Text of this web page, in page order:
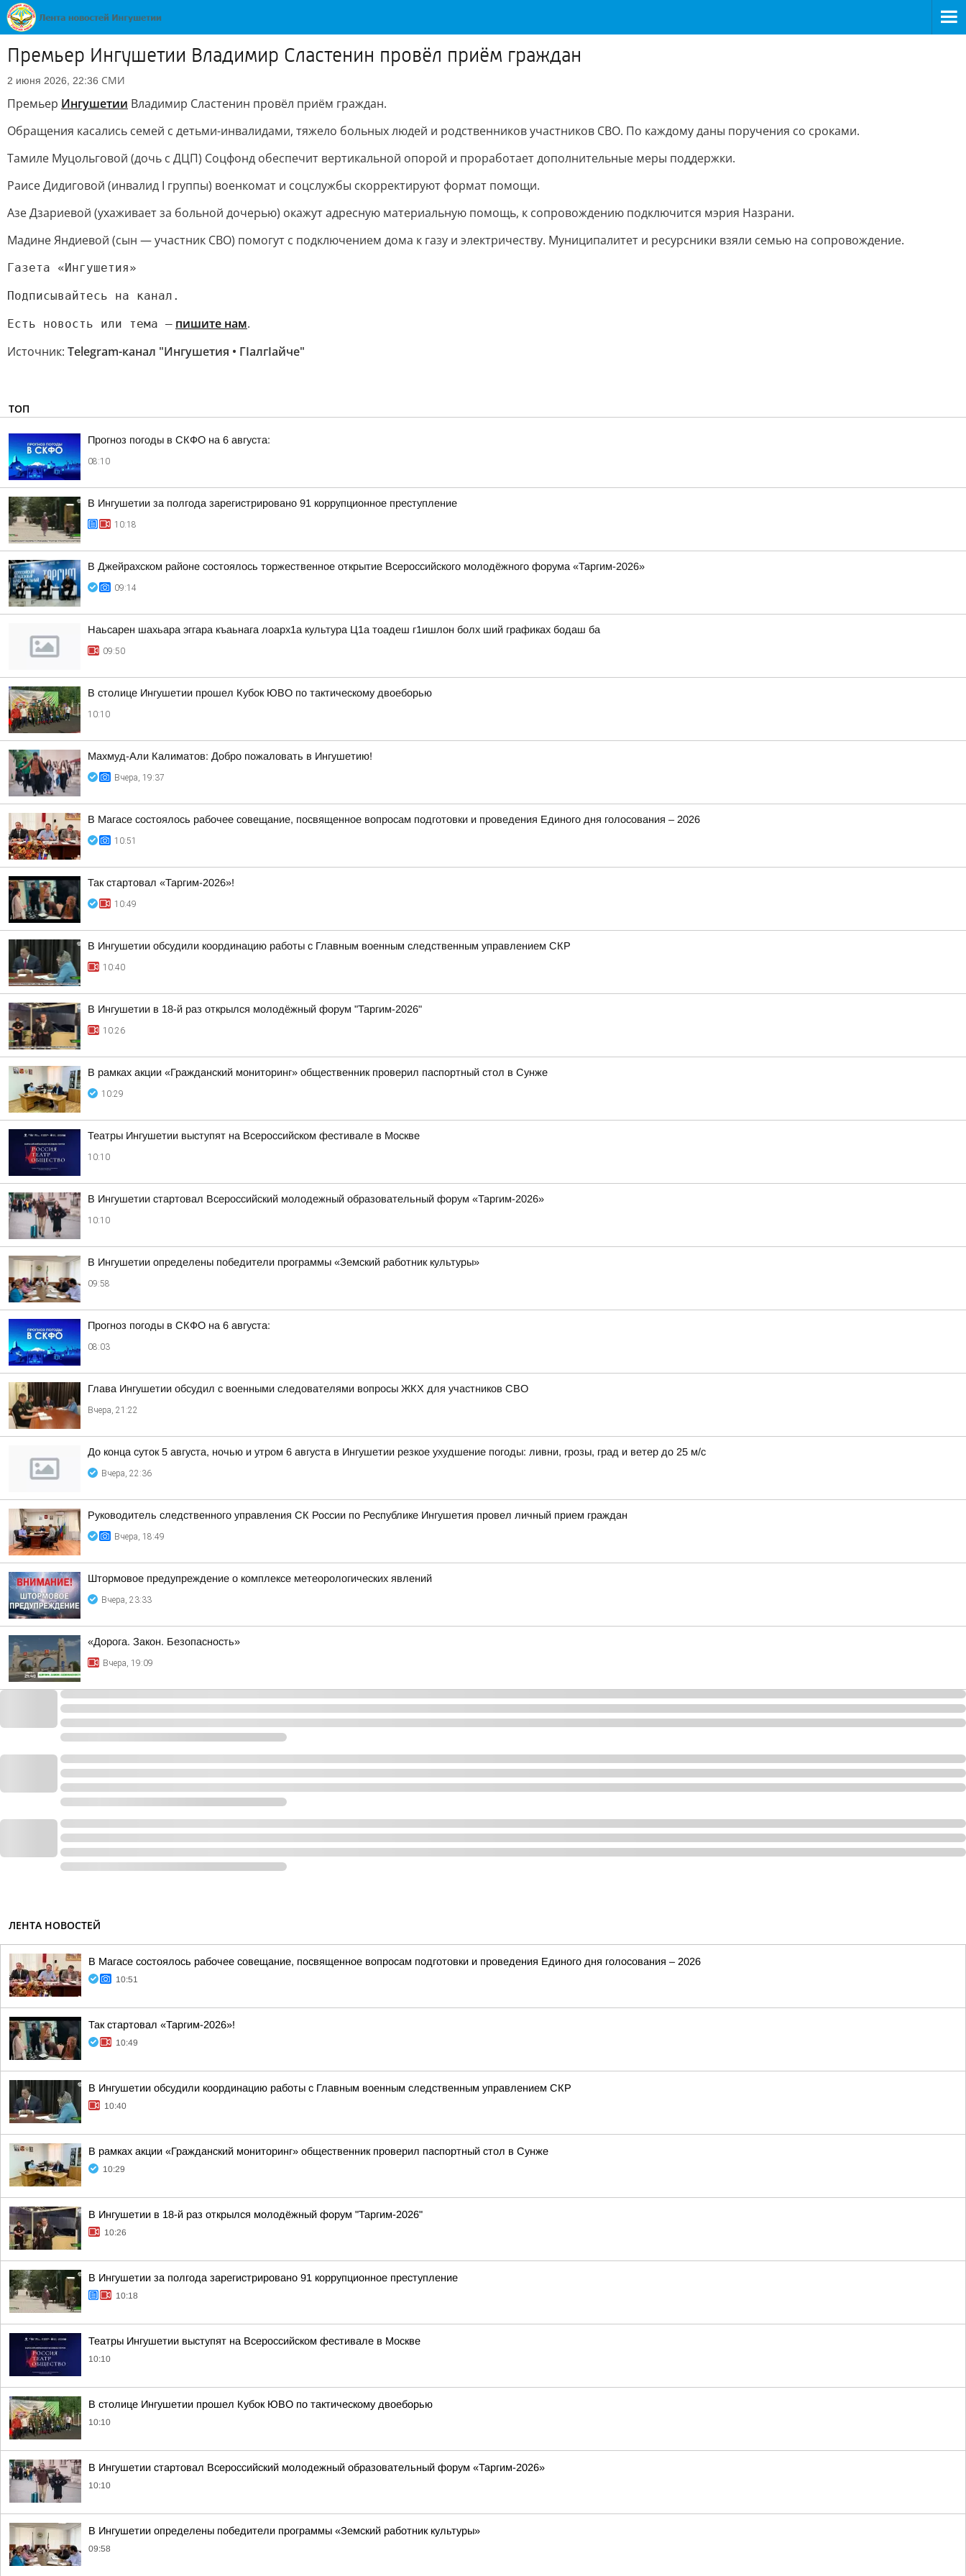
Премьер Ингушетии Владимир Сластенин провёл приём граждан
2 июня 2026, 22:36 СМИ
Премьер Ингушетии Владимир Сластенин провёл приём граждан.
Обращения касались семей с детьми-инвалидами, тяжело больных людей и родственников участников СВО. По каждому даны поручения со сроками.
Тамиле Муцольговой (дочь с ДЦП) Соцфонд обеспечит вертикальной опорой и проработает дополнительные меры поддержки.
Раисе Дидиговой (инвалид I группы) военкомат и соцслужбы скорректируют формат помощи.
Азе Дзариевой (ухаживает за больной дочерью) окажут адресную материальную помощь, к сопровождению подключится мэрия Назрани.
Мадине Яндиевой (сын — участник СВО) помогут с подключением дома к газу и электричеству. Муниципалитет и ресурсники взяли семью на сопровождение.
Газета «Ингушетия»
Подписывайтесь на канал.
Есть новость или тема — пишите нам.
Источник: Telegram-канал "Ингушетия • ГIалгIайче"
ТОП
Прогноз погоды в СКФО на 6 августа:
08:10
В Ингушетии за полгода зарегистрировано 91 коррупционное преступление
10:18
В Джейрахском районе состоялось торжественное открытие Всероссийского молодёжного форума «Таргим-2026»
09:14
Наьсарен шахьара эггара къаьнага лоарх1а культура Ц1а тоадеш г1ишлон болх ший графиках бодаш ба
09:50
В столице Ингушетии прошел Кубок ЮВО по тактическому двоеборью
10:10
Махмуд-Али Калиматов: Добро пожаловать в Ингушетию!
Вчера, 19:37
В Магасе состоялось рабочее совещание, посвященное вопросам подготовки и проведения Единого дня голосования – 2026
10:51
Так стартовал «Таргим-2026»!
10:49
В Ингушетии обсудили координацию работы с Главным военным следственным управлением СКР
10:40
В Ингушетии в 18-й раз открылся молодёжный форум "Таргим-2026"
10:26
В рамках акции «Гражданский мониторинг» общественник проверил паспортный стол в Сунже
10:29
Театры Ингушетии выступят на Всероссийском фестивале в Москве
10:10
В Ингушетии стартовал Всероссийский молодежный образовательный форум «Таргим-2026»
10:10
В Ингушетии определены победители программы «Земский работник культуры»
09:58
Прогноз погоды в СКФО на 6 августа:
08:03
Глава Ингушетии обсудил с военными следователями вопросы ЖКХ для участников СВО
Вчера, 21:22
До конца суток 5 августа, ночью и утром 6 августа в Ингушетии резкое ухудшение погоды: ливни, грозы, град и ветер до 25 м/с
Вчера, 22:36
Руководитель следственного управления СК России по Республике Ингушетия провел личный прием граждан
Вчера, 18:49
Штормовое предупреждение о комплексе метеорологических явлений
Вчера, 23:33
«Дорога. Закон. Безопасность»
Вчера, 19:09
ЛЕНТА НОВОСТЕЙ
В Магасе состоялось рабочее совещание, посвященное вопросам подготовки и проведения Единого дня голосования – 2026
10:51
Так стартовал «Таргим-2026»!
10:49
В Ингушетии обсудили координацию работы с Главным военным следственным управлением СКР
10:40
В рамках акции «Гражданский мониторинг» общественник проверил паспортный стол в Сунже
10:29
В Ингушетии в 18-й раз открылся молодёжный форум "Таргим-2026"
10:26
В Ингушетии за полгода зарегистрировано 91 коррупционное преступление
10:18
Театры Ингушетии выступят на Всероссийском фестивале в Москве
10:10
В столице Ингушетии прошел Кубок ЮВО по тактическому двоеборью
10:10
В Ингушетии стартовал Всероссийский молодежный образовательный форум «Таргим-2026»
10:10
В Ингушетии определены победители программы «Земский работник культуры»
09:58